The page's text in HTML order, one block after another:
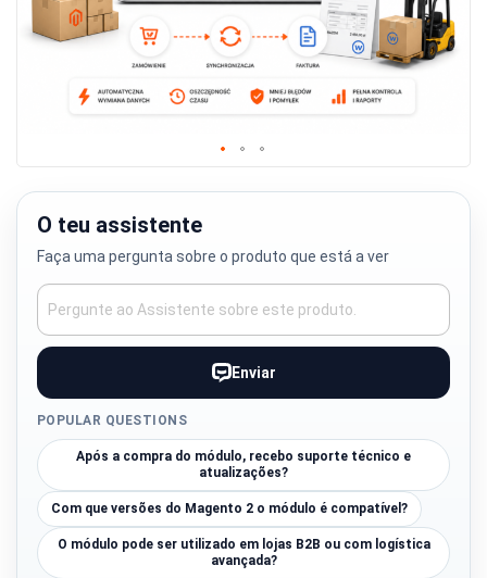
to
the
images
gallery
O teu assistente
Faça uma pergunta sobre o produto que está a ver
Enviar
POPULAR QUESTIONS
Após a compra do módulo, recebo suporte técnico e
atualizações?
Com que versões do Magento 2 o módulo é compatível?
O módulo pode ser utilizado em lojas B2B ou com logística
avançada?